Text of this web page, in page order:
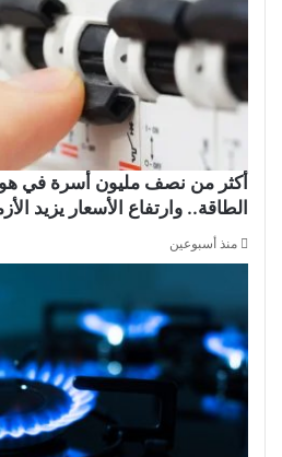
أكثر من نصف مليون أسرة في
الطاقة.. وارتفاع الأسعار يزيد
منذ أسبوعين